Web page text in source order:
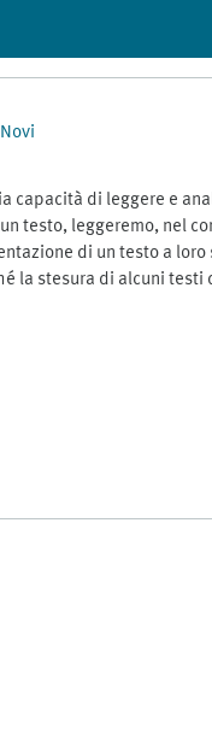
capacità di leggere e
testo, leggeremo, nel
di un testo a
la stesura di alcuni